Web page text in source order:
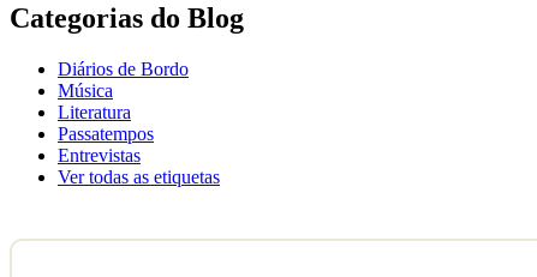
Categorias do Blog
Diários de Bordo
Música
Literatura
Passatempos
Entrevistas
Ver todas as etiquetas